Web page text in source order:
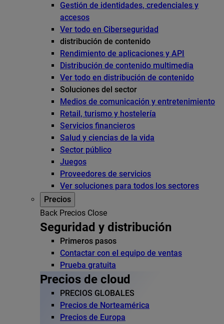
Gestión de identidades, credenciales y
accesos
Ver todo en Ciberseguridad
distribución de contenido
Rendimiento de aplicaciones y API
Distribución de contenido multimedia
Ver todo en distribución de contenido
Soluciones del sector
Medios de comunicación y entretenimiento
Retail, turismo y hostelería
Servicios financieros
Salud y ciencias de la vida
Sector público
Juegos
Proveedores de servicios
Ver soluciones para todos los sectores
Precios
Back Precios Close
Seguridad y distribución
Primeros pasos
Contactar con el equipo de ventas
Prueba gratuita
Precios de cloud
PRECIOS GLOBALES
Precios de Norteamérica
Precios de Europa